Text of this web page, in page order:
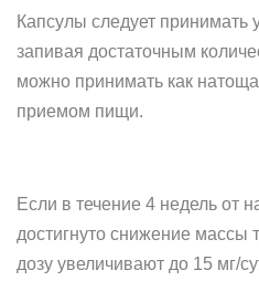
Капсулы следует
запивая достаточным
можно принимать как
приемом пищи.
Если в течение 4 недель от
достигнуто снижение массы
дозу увеличивают до 15 мг/